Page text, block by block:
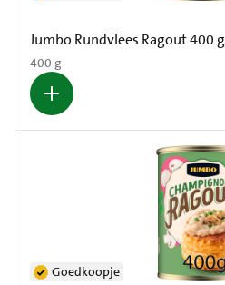
Jumbo Rundvlees Ragout 400 g
400 g
Goedkoopje